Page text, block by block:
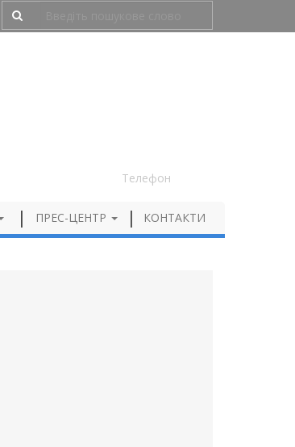
Телефон
ПРЕС-ЦЕНТР КОНТАКТИ